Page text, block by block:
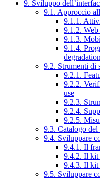
9. Sviluppo
9.1. Approccio
9.1.1.
9.1.2. Web
9.1.3.
9.1.4.
degradation
9.2. Strumenti di
9.2.1.
9.2.2.
use
9.2.3.
9.2.4.
9.2.5.
9.3. Catalogo del
9.4. Sviluppare
9.4.1. Il
9.4.2. Il kit
9.4.3. Il
9.5. Sviluppare